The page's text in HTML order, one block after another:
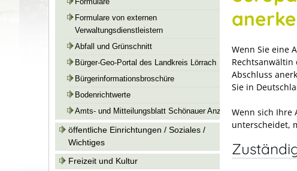
Formulare
Formulare von externen
Verwaltungsdienstleistern
Abfall und Grünschnitt
Bürger-Geo-Portal des Landkreis Lörrach
Bürgerinformationsbroschüre
Bodenrichtwerte
Amts- und Mitteilungsblatt Schönauer Anzeiger
öffentliche Einrichtungen / Soziales /
Wichtiges
Freizeit und Kultur
Wenn Sie eine
Abschluss
Sie in
Wenn sich Ihre
unterscheidet,